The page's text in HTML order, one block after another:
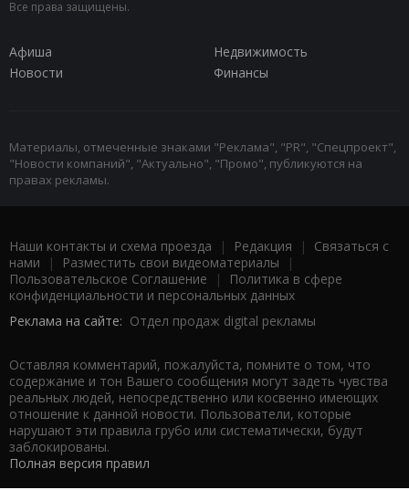
Все права защищены.
Афиша
Недвижимость
Новости
Финансы
Материалы, отмеченные знаками "Реклама", "PR", "Спецпроект",
"Новости компаний", "Актуально", "Промо", публикуются на
правах рекламы.
Наши контакты и схема проезда | Редакция | Связаться с
нами | Разместить свои видеоматериалы |
Пользовательское Соглашение |
Политика в сфере
конфиденциальности и персональных данных
Реклама на сайте: Отдел продаж digital рекламы
Оставляя комментарий, пожалуйста, помните о том, что
содержание и тон Вашего сообщения могут задеть чувства
реальных людей, непосредственно или косвенно имеющих
отношение к данной новости. Пользователи, которые
нарушают эти правила грубо или систематически, будут
заблокированы.
Полная версия правил